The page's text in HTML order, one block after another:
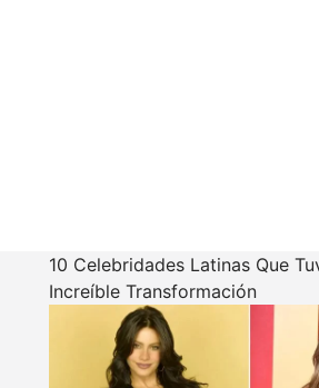
10 Celebridades Latinas Que
Increíble Transformación